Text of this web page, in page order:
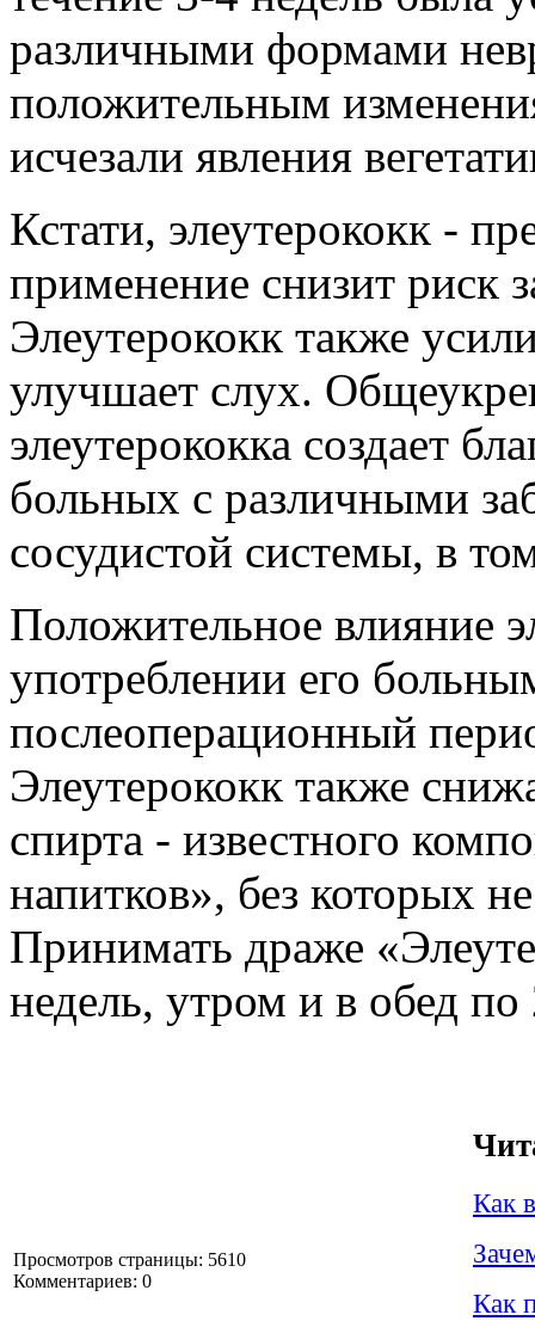
различными формами
положительным
исчезали явления
Кстати, элеутерококк -
применение снизит риск
Элеутерококк также
улучшает слух.
элеутерококка создает
больных с различными
сосудистой системы, в
Положительное влияние
употреблении его
послеоперационный
Элеутерококк также
спирта - известного
напитков», без которых
Принимать драже
недель, утром и в обед
Просмотров страницы: 5610
Комментариев: 0
Как
Как